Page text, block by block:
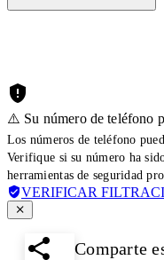
⚠️ Su número de teléfono
Los números de teléfono
Verifique si su número ha
herramientas de seguridad
VERIFICAR
Comparte